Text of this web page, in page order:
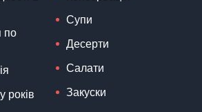
по
років
Супи
Десерти
Салати
Закуски